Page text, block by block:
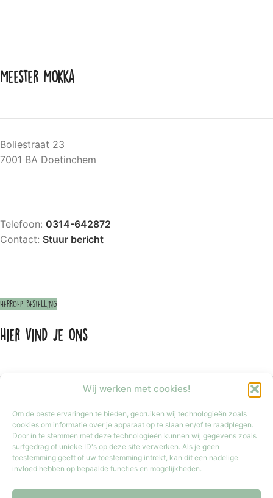
Wij werken met cookies!
Om de beste ervaringen te bieden, gebruiken wij technologieën zoals
cookies om informatie over je apparaat op te slaan en/of te raadplegen.
Door in te stemmen met deze technologieën kunnen wij gegevens zoals
surfgedrag of unieke ID's op deze site verwerken. Als je geen
toestemming geeft of uw toestemming intrekt, kan dit een nadelige
invloed hebben op bepaalde functies en mogelijkheden.
Meester Mokka
Boliestraat 23
7001 BA Doetinchem
Telefoon: 0314-642872
Contact: Stuur bericht
Herroep bestelling
Hier vind je ons